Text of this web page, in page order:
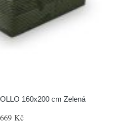
160x200 cm Zelená
Kč